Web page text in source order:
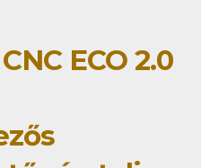
ECO 2.0